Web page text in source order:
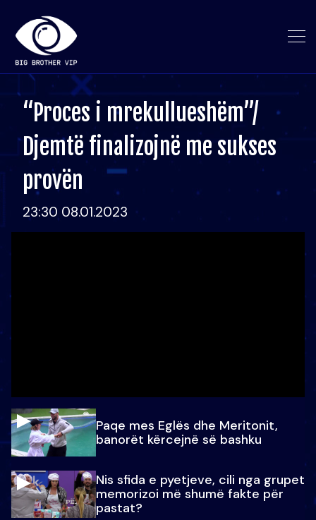
“Proces i mrekullueshëm”/
Djemtë finalizojnë me sukses
provën
23:30 08.01.2023
Paqe mes Eglës dhe Meritonit,
banorët kërcejnë së bashku
Nis sfida e pyetjeve, cili nga grupet
memorizoi më shumë fakte për
pastat?